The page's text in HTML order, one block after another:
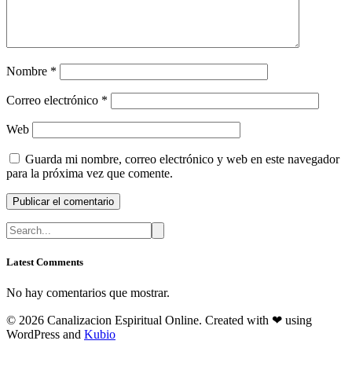
Nombre *
Correo electrónico *
Web
Guarda mi nombre, correo electrónico y web en este navegador
para la próxima vez que comente.
Latest Comments
No hay comentarios que mostrar.
© 2026 Canalizacion Espiritual Online. Created with ❤ using
WordPress and Kubio